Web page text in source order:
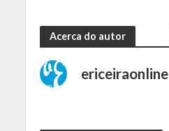
Acerca do autor
ericeiraonline